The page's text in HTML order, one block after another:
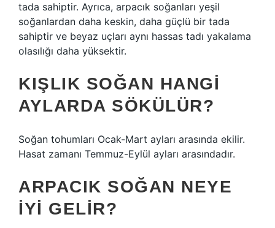
tada sahiptir. Ayrıca, arpacık soğanları yeşil
soğanlardan daha keskin, daha güçlü bir tada
sahiptir ve beyaz uçları aynı hassas tadı yakalama
olasılığı daha yüksektir.
KIŞLIK SOĞAN HANGI
AYLARDA SÖKÜLÜR?
Soğan tohumları Ocak-Mart ayları arasında ekilir.
Hasat zamanı Temmuz-Eylül ayları arasındadır.
ARPACIK SOĞAN NEYE
IYI GELIR?